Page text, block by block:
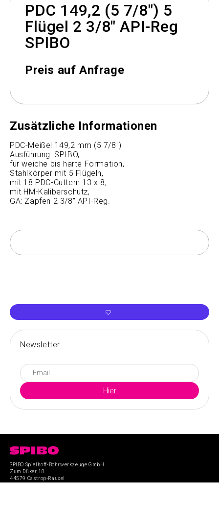
PDC 149,2 (5 7/8") 5
Flügel 2 3/8" API-Reg
SPIBO
Preis auf Anfrage
Zusätzliche Informationen
PDC-Meißel 149,2 mm (5 7/8")
Ausführung: SPIBO,
für weiche bis harte Formation,
Stahlkörper mit 5 Flügeln,
mit 18 PDC-Cuttern 13 x 8,
mit HM-Kaliberschutz,
GA: Zapfen 2 3/8" API-Reg.
Newsletter
SPIBO Spielhoff-Bohrwerkzeuge GmbH
Zum Düker 18
44579 Castrop-Rauxel